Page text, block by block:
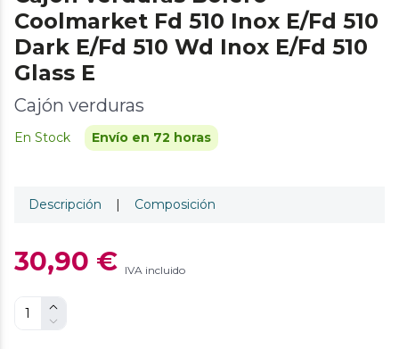
Coolmarket Fd 510 Inox E/Fd 510
Dark E/Fd 510 Wd Inox E/Fd 510
Glass E
Cajón verduras
En Stock Envío en 72 horas
Descripción | Composición
30,90 € IVA incluido